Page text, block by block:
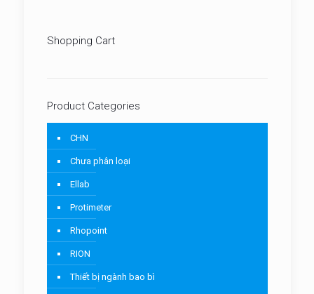
Shopping Cart
Product Categories
CHN
Chưa phân loại
Ellab
Protimeter
Rhopoint
RION
Thiết bị ngành bao bì